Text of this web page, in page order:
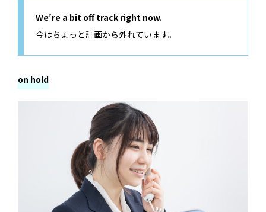
We’re a bit off track right now.
今はちょっと計画から外れています。
on hold